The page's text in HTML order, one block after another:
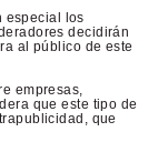
especial los
decidirán
al público de este
empresas,
que este tipo de
que